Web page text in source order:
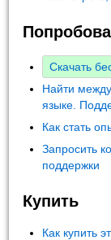
Скачать
Найти
языке.
Как стать
Запросить
поддержки
Купить
Как купить